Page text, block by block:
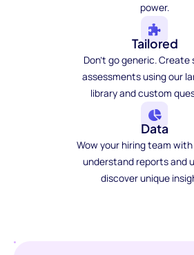
power.
Tailored
Don't go generic. Create
assessments using our
library and custom
Data
Wow your hiring team
understand reports and
discover unique